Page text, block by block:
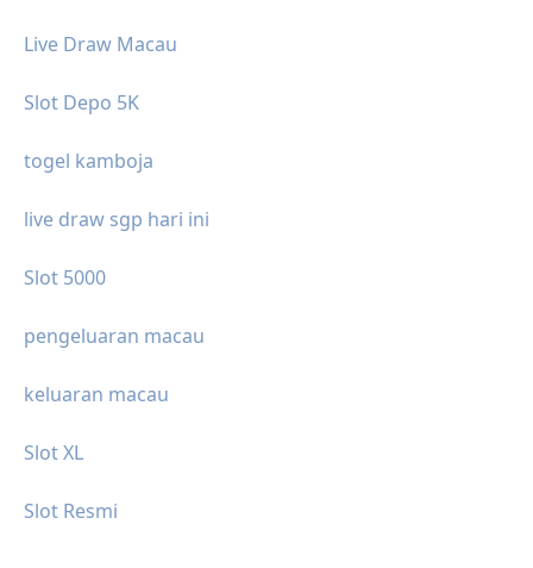
Live Draw Macau
Slot Depo 5K
togel kamboja
live draw sgp hari ini
Slot 5000
pengeluaran macau
keluaran macau
Slot XL
Slot Resmi